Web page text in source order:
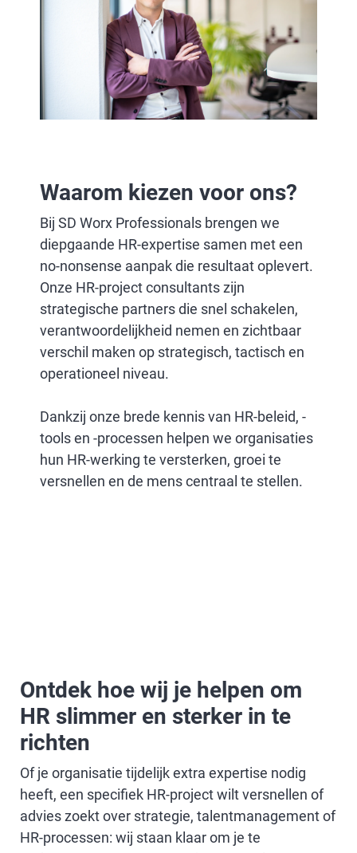
Waarom kiezen voor ons?
Bij SD Worx Professionals brengen we
diepgaande HR-expertise samen met een
no-nonsense aanpak die resultaat oplevert.
Onze HR-project consultants zijn
strategische partners die snel schakelen,
verantwoordelijkheid nemen en zichtbaar
verschil maken op strategisch, tactisch en
operationeel niveau.
Dankzij onze brede kennis van HR-beleid, -
tools en -processen helpen we organisaties
hun HR-werking te versterken, groei te
versnellen en de mens centraal te stellen.
Ontdek hoe wij je helpen om
HR slimmer en sterker in te
richten
Of je organisatie tijdelijk extra expertise nodig
heeft, een specifiek HR-project wilt versnellen of
advies zoekt over strategie, talentmanagement of
HR-processen: wij staan klaar om je te